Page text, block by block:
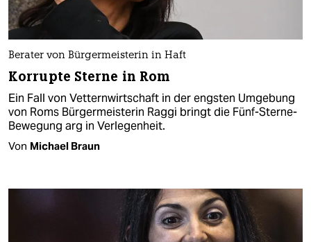
Berater von Bürgermeisterin in Haft
Korrupte Sterne in Rom
Ein Fall von Vetternwirtschaft in der engsten Umgebung
von Roms Bürgermeisterin Raggi bringt die Fünf-Sterne-
Bewegung arg in Verlegenheit.
Von Michael Braun